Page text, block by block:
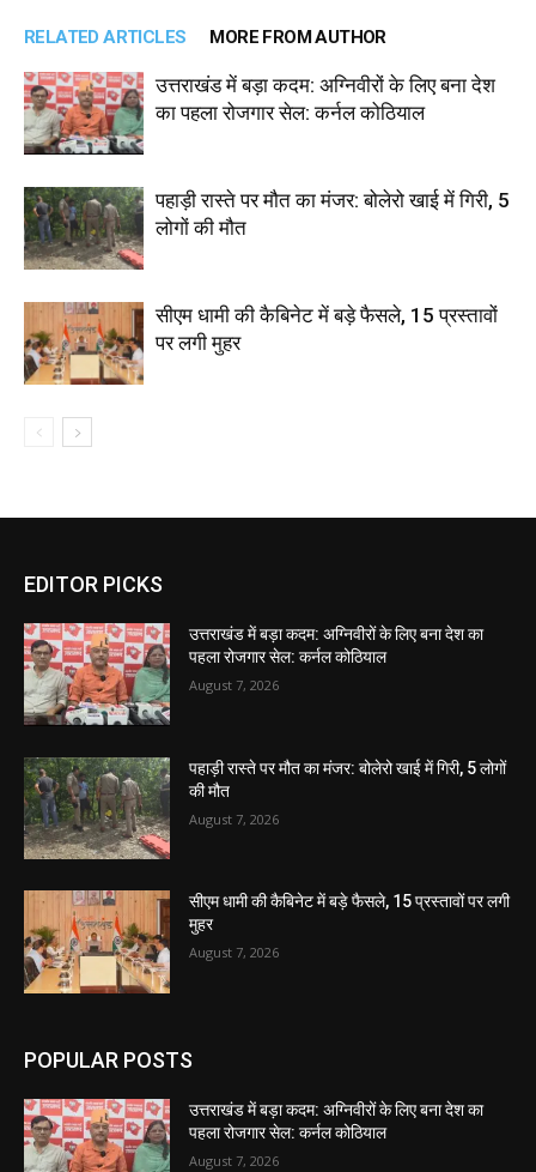
RELATED ARTICLES MORE FROM AUTHOR
उत्तराखंड में बड़ा कदम: अग्निवीरों के लिए बना देश
का पहला रोजगार सेल: कर्नल कोठियाल
पहाड़ी रास्ते पर मौत का मंजर: बोलेरो खाई में गिरी, 5
लोगों की मौत
सीएम धामी की कैबिनेट में बड़े फैसले, 15 प्रस्तावों
पर लगी मुहर
EDITOR PICKS
उत्तराखंड में बड़ा कदम: अग्निवीरों के लिए बना देश का
पहला रोजगार सेल: कर्नल कोठियाल
August 7, 2026
पहाड़ी रास्ते पर मौत का मंजर: बोलेरो खाई में गिरी, 5 लोगों
की मौत
August 7, 2026
सीएम धामी की कैबिनेट में बड़े फैसले, 15 प्रस्तावों पर लगी
मुहर
August 7, 2026
POPULAR POSTS
उत्तराखंड में बड़ा कदम: अग्निवीरों के लिए बना देश का
पहला रोजगार सेल: कर्नल कोठियाल
August 7, 2026